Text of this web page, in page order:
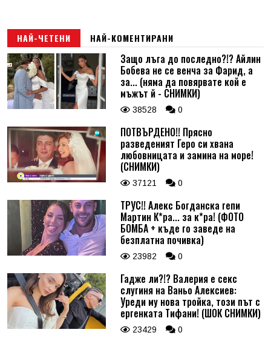
НАЙ-ЧЕТЕНИ НАЙ-КОМЕНТИРАНИ
Защо лъга до последно?!? Айлин
Бобева не се венча за Фарид, а
за... (няма да повярвате кой е
мъжът й - СНИМКИ)
38528 0
ПОТВЪРДЕНО!! Прясно
разведеният Геро си хвана
любовницата и замина на море!
(СНИМКИ)
37121 0
ТРУС!! Алекс Богданска гепи
Мартин К*ра... за к*ра! (ФОТО
БОМБА + къде го заведе на
безплатна почивка)
23982 0
Гадже ли?!? Валерия е секс
слугиня на Ваньо Алексиев:
Уреди му нова тройка, този път с
ергенката Тифани! (ШОК СНИМКИ)
23429 0